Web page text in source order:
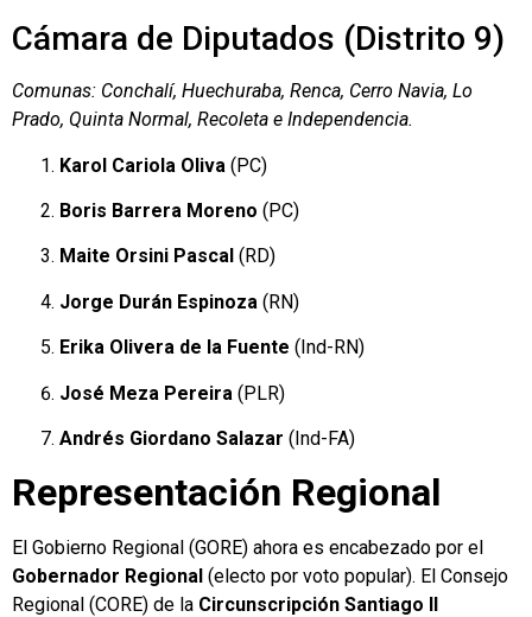
Cámara de Diputados (Distrito 9)
Comunas: Conchalí, Huechuraba, Renca, Cerro Navia, Lo
Prado, Quinta Normal, Recoleta e Independencia.
Karol Cariola Oliva (PC)
Boris Barrera Moreno (PC)
Maite Orsini Pascal (RD)
Jorge Durán Espinoza (RN)
Erika Olivera de la Fuente (Ind-RN)
José Meza Pereira (PLR)
Andrés Giordano Salazar (Ind-FA)
Representación Regional
El Gobierno Regional (GORE) ahora es encabezado por el
Gobernador Regional (electo por voto popular). El Consejo
Regional (CORE) de la Circunscripción Santiago II